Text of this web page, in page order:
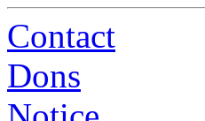
Contact
Dons